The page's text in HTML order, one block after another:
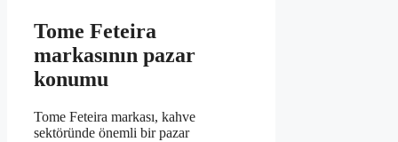
Tome Feteira
markasının pazar
konumu
Tome Feteira markası, kahve
sektöründe önemli bir pazar